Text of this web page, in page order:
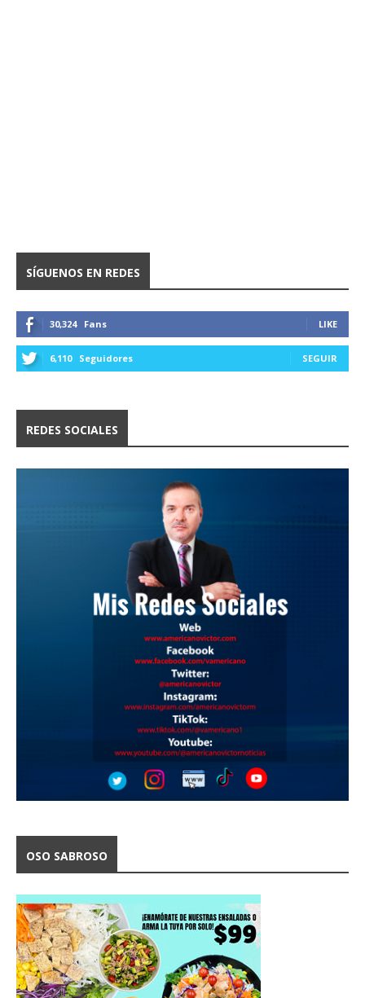
SÍGUENOS EN REDES
30,324 Fans LIKE
6,110 Seguidores SEGUIR
REDES SOCIALES
OSO SABROSO